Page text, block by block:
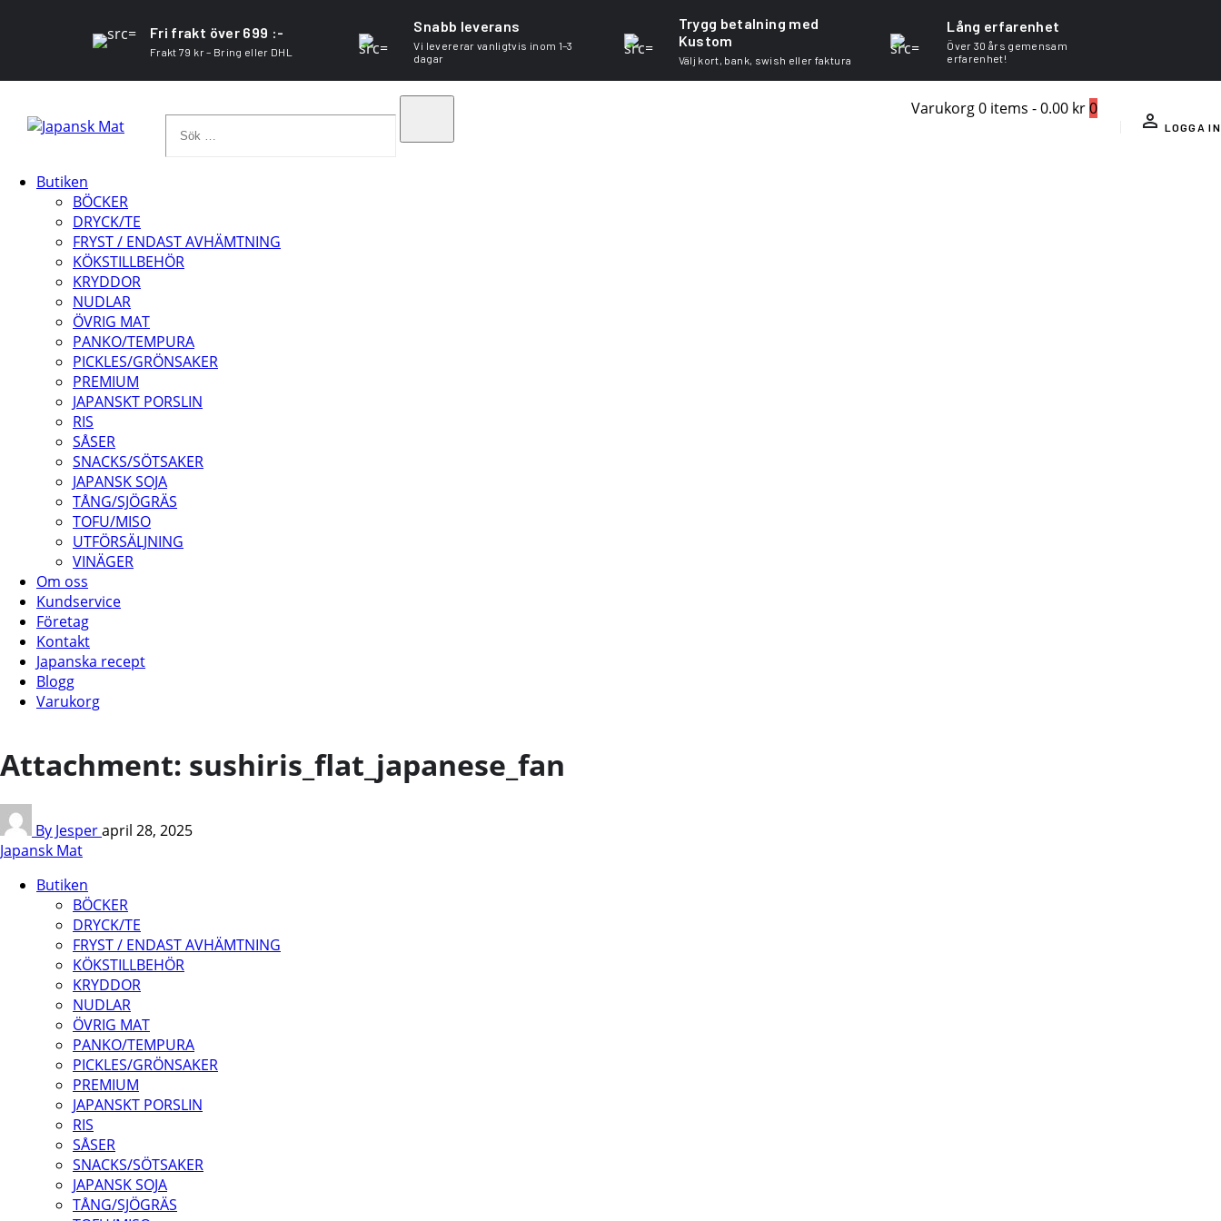
Fri frakt över 699 :-
Frakt 79 kr – Bring eller DHL
Snabb leverans
Vi levererar vanligtvis inom 1–3
dagar
Trygg betalning med
Kustom
Välj kort, bank, swish eller faktura
Lång erfarenhet
Över 30 års gemensam
erfarenhet!
Varukorg0 items -0.00 kr0
LOGGA IN
Butiken
BÖCKER
DRYCK/TE
FRYST / ENDAST AVHÄMTNING
KÖKSTILLBEHÖR
KRYDDOR
NUDLAR
ÖVRIG MAT
PANKO/TEMPURA
PICKLES/GRÖNSAKER
PREMIUM
JAPANSKT PORSLIN
RIS
SÅSER
SNACKS/SÖTSAKER
JAPANSK SOJA
TÅNG/SJÖGRÄS
TOFU/MISO
UTFÖRSÄLJNING
VINÄGER
Om oss
Kundservice
Företag
Kontakt
Japanska recept
Blogg
Varukorg
Attachment: sushiris_flat_japanese_fan
By Jesperapril 28, 2025
Japansk Mat
Butiken
BÖCKER
DRYCK/TE
FRYST / ENDAST AVHÄMTNING
KÖKSTILLBEHÖR
KRYDDOR
NUDLAR
ÖVRIG MAT
PANKO/TEMPURA
PICKLES/GRÖNSAKER
PREMIUM
JAPANSKT PORSLIN
RIS
SÅSER
SNACKS/SÖTSAKER
JAPANSK SOJA
TÅNG/SJÖGRÄS